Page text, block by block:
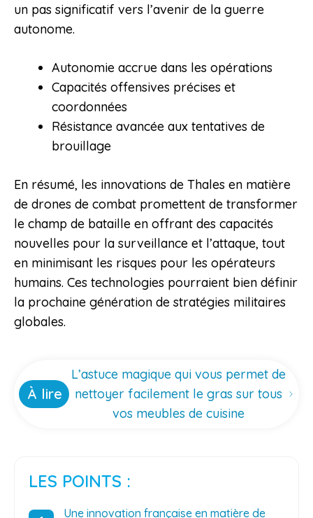
un pas significatif vers l’avenir de la guerre
autonome.
Autonomie accrue dans les opérations
Capacités offensives précises et
coordonnées
Résistance avancée aux tentatives de
brouillage
En résumé, les innovations de Thales en matière
de drones de combat promettent de transformer
le champ de bataille en offrant des capacités
nouvelles pour la surveillance et l’attaque, tout
en minimisant les risques pour les opérateurs
humains. Ces technologies pourraient bien définir
la prochaine génération de stratégies militaires
globales.
À lire
L’astuce magique qui vous permet de
nettoyer facilement le gras sur tous
vos meubles de cuisine
LES POINTS :
Une innovation française en matière de